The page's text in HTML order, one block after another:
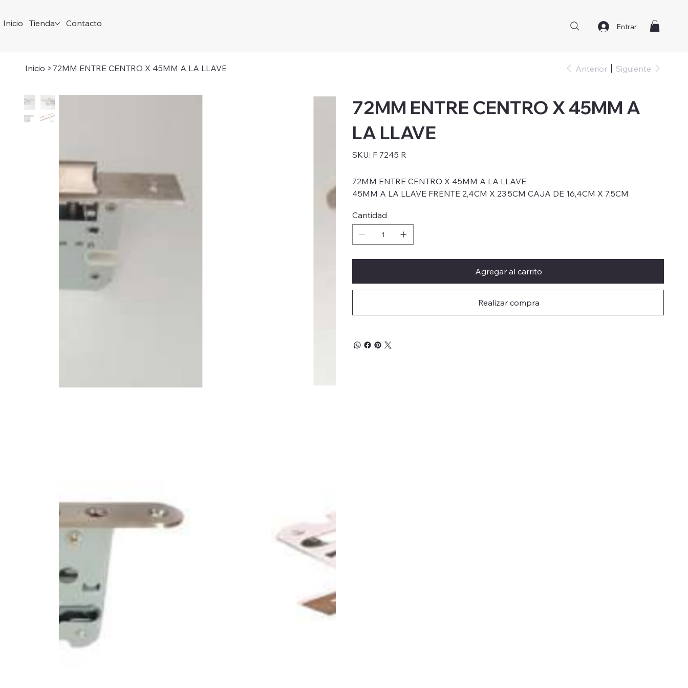
Entrar
Inicio Tienda Contacto
Inicio > 72MM ENTRE CENTRO X 45MM A LA LLAVE Anterior Siguiente
72MM ENTRE CENTRO X 45MM A
LA LLAVE
SKU: SKU
FF 7245 R
72MM ENTRE CENTRO X 45MM A LA LLAVE
45MM A LA LLAVE FRENTE 2,4CM X 23,5CM CAJA DE 16,4CM X 7,5CM
Cantidad
Agregar al carrito
Realizar compra